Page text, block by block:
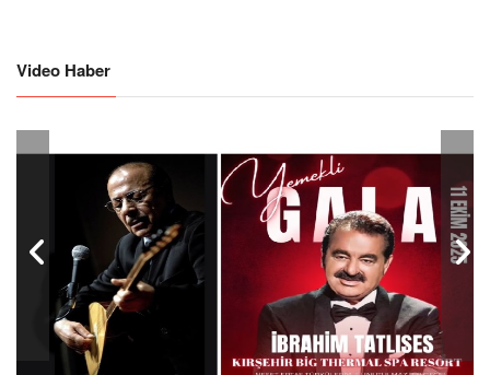
Video Haber